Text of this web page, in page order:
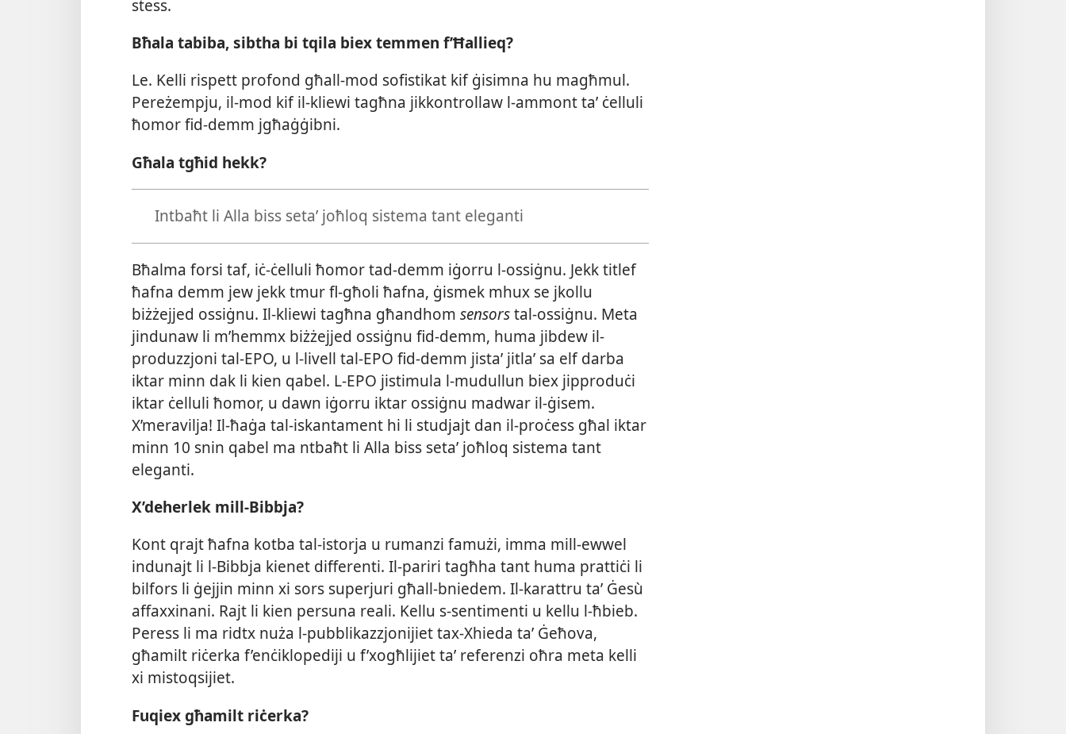
stess.
Bħala tabiba, sibtha bi tqila biex temmen f’Ħallieq?
Le. Kelli rispett profond għall-​mod sofistikat kif ġisimna hu magħmul.
Pereżempju, il-​mod kif il-​kliewi tagħna jikkontrollaw l-​ammont taʼ ċelluli
ħomor fid-​demm jgħaġġibni.
Għala tgħid hekk?
Intbaħt li Alla biss setaʼ joħloq sistema tant eleganti
Bħalma forsi taf, iċ-​ċelluli ħomor tad-​demm iġorru l-​ossiġnu. Jekk titlef
ħafna demm jew jekk tmur fl-​għoli ħafna, ġismek mhux se jkollu
biżżejjed ossiġnu. Il-​kliewi tagħna għandhom sensorstal-​ossiġnu. Meta
jindunaw li m’hemmx biżżejjed ossiġnu fid-​demm, huma jibdew il-​
produzzjoni tal-​EPO, u l-​livell tal-​EPO fid-​demm jistaʼ jitlaʼ sa elf darba
iktar minn dak li kien qabel. L-​EPO jistimula l-​mudullun biex jipproduċi
iktar ċelluli ħomor, u dawn iġorru iktar ossiġnu madwar il-​ġisem.
X’meravilja! Il-​ħaġa tal-​iskantament hi li studjajt dan il-​proċess għal iktar
minn 10 snin qabel ma ntbaħt li Alla biss setaʼ joħloq sistema tant
eleganti.
X’deherlek mill-​Bibbja?
Kont qrajt ħafna kotba tal-​istorja u rumanzi famużi, imma mill-​ewwel
indunajt li l-​Bibbja kienet differenti. Il-​pariri tagħha tant huma prattiċi li
bilfors li ġejjin minn xi sors superjuri għall-​bniedem. Il-​karattru taʼ Ġesù
affaxxinani. Rajt li kien persuna reali. Kellu s-​sentimenti u kellu l-​ħbieb.
Peress li ma ridtx nuża l-​pubblikazzjonijiet tax-​Xhieda taʼ Ġeħova,
għamilt riċerka f’enċiklopediji u f’xogħlijiet taʼ referenzi oħra meta kelli
xi mistoqsijiet.
Fuqiex għamilt riċerka?